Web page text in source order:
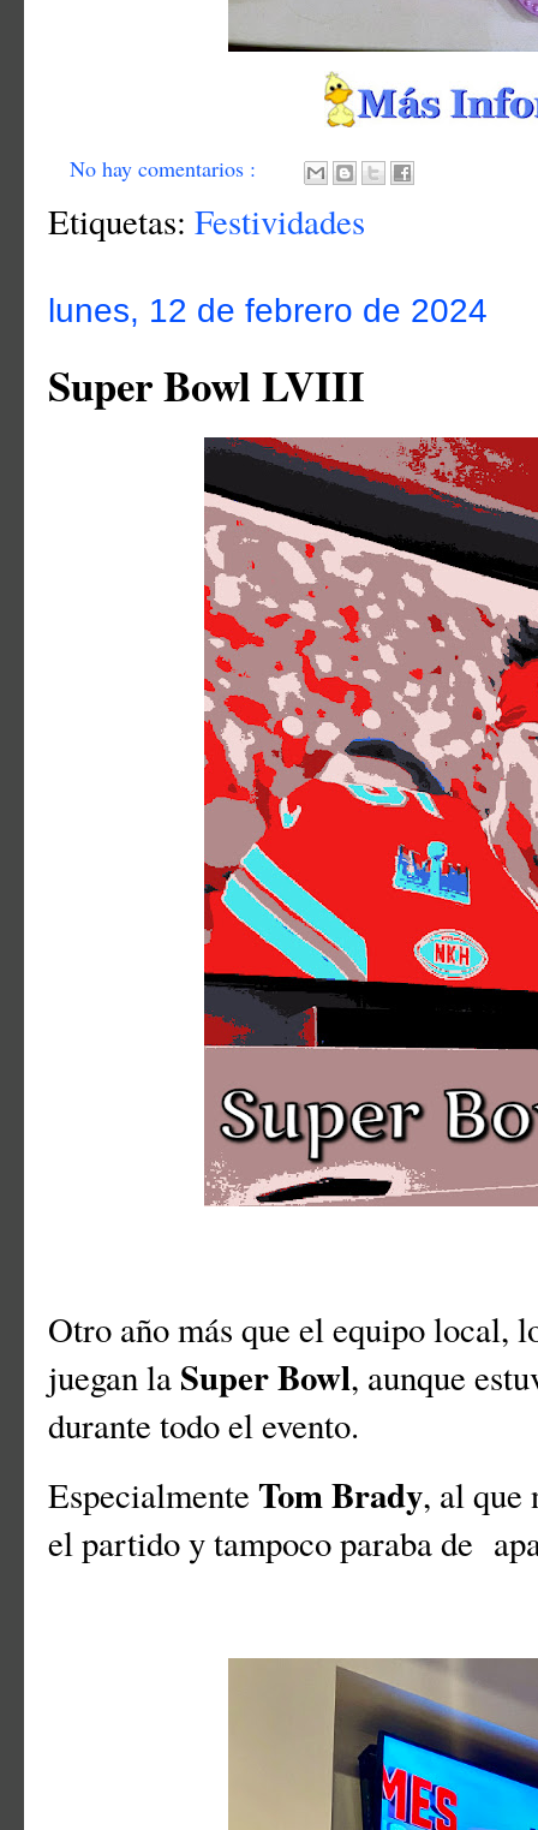
No hay comentarios :
Etiquetas: Festividades
lunes, 12 de febrero de 2024
Super Bowl LVIII
Otro año más que el equipo local,
juegan la Super Bowl, aunque
durante todo el evento.
Especialmente Tom Brady, al que
el partido y tampoco paraba de